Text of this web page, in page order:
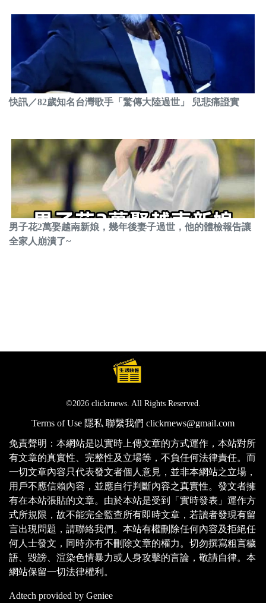
快訊／82歲知名台灣歌手「驚傳大陸過世」 兒悲痛證實
男子花2萬娶越南新娘，幾年後妻子過世，他的體檢報告讓
全家人崩潰了~
©2026 clickrnews. All Rights Reserved.
Terms of Use 隱私 聯繫我們 clickrnews@gmail.com
免責聲明：本網站是以實時上傳文章的方式運作，本站對所
有文章的真實性、完整性及立場等，不負任何法律責任。而
一切文章內容只代表發文者個人意見，並非本網站之立場，
用戶不應信賴內容，並應自行判斷內容之真實性。發文者擁
有在本站張貼的文章。由於本站是受到「實時發表」運作方
式所規限，故不能完全監查所有即時文章，若讀者發現有留
言出現問題，請聯絡我們。本站有權刪除任何內容及拒絕任
何人士發文，同時亦有不刪除文章的權力。切勿撰寫粗言穢
語、毀謗、渲染色情暴力或人身攻擊的言論，敬請自律。本
網站保留一切法律權利。
Adtech provided by Geniee